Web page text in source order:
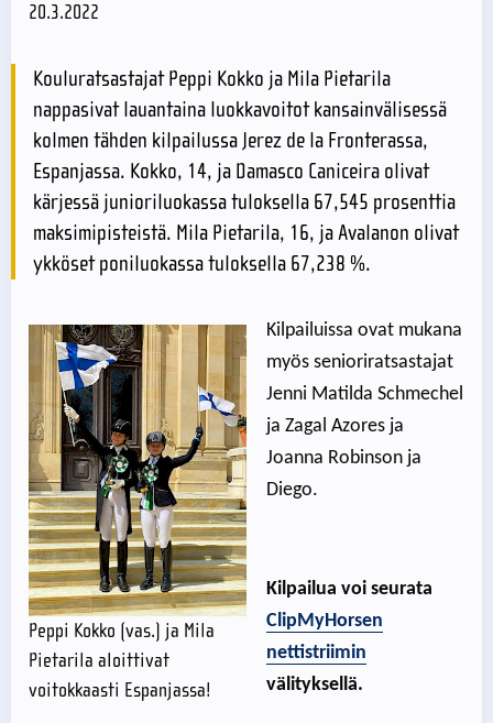
20.3.2022
Kouluratsastajat Peppi Kokko ja Mila Pietarila
nappasivat lauantaina luokkavoitot kansainvälisessä
kolmen tähden kilpailussa Jerez de la Fronterassa,
Espanjassa. Kokko, 14, ja Damasco Caniceira olivat
kärjessä junioriluokassa tuloksella 67,545 prosenttia
maksimipisteistä. Mila Pietarila, 16, ja Avalanon olivat
ykköset poniluokassa tuloksella 67,238 %.
Peppi Kokko (vas.) ja Mila
Pietarila aloittivat
voitokkaasti Espanjassa!
Kilpailuissa ovat mukana
myös senioriratsastajat
Jenni Matilda Schmechel
ja Zagal Azores ja
Joanna Robinson ja
Diego.
Kilpailua voi seurata
ClipMyHorsen
nettistriimin
välityksellä.